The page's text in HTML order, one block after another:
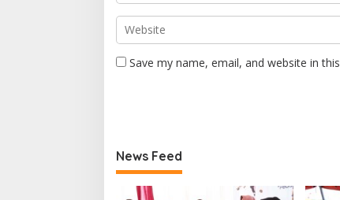
Save my name, email, and website in
News Feed